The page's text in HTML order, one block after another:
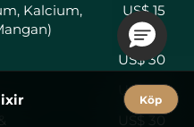
Kalcium,
US$ 15
US$ 30
US$ 20
US$ 30
Köp